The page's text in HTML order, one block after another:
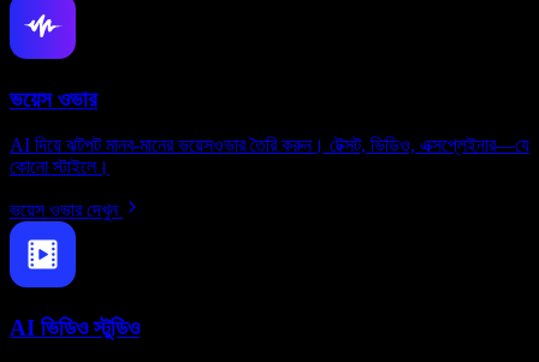
ভয়েস ওভার
AI দিয়ে ঝটপট মানব-মানের ভয়েসওভার তৈরি করুন। টেক্সট, ভিডিও, এক্সপ্লেইনার—যে
কোনো স্টাইলে।
ভয়েস ওভার দেখুন
AI ভিডিও স্টুডিও